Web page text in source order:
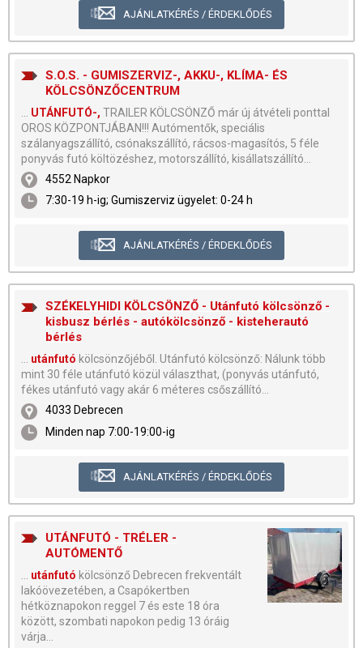
AJÁNLATKÉRÉS / ÉRDEKLŐDÉS
S.O.S. - GUMISZERVIZ-, AKKU-, KLÍMA- ÉS
KÖLCSÖNZŐCENTRUM
UTÁNFUTÓ-, TRAILER KÖLCSÖNZŐ már új átvételi ponttal
OROS KÖZPONTJÁBAN!!! Autómentők, speciális
szálanyagszállító, csónakszállító, rácsos-magasítós, 5 féle
ponyvás futó költözéshez, motorszállító, kisállatszállító...
4552 Napkor
7:30-19 h-ig; Gumiszerviz ügyelet: 0-24 h
AJÁNLATKÉRÉS / ÉRDEKLŐDÉS
SZÉKELYHIDI KÖLCSÖNZŐ - Utánfutó kölcsönző -
kisbusz bérlés - autókölcsönző - kisteherautó
bérlés
... utánfutó kölcsönzőjéből. Utánfutó kölcsönző: Nálunk több
mint 30 féle utánfutó közül választhat, (ponyvás utánfutó,
fékes utánfutó vagy akár 6 méteres csőszállító...
4033 Debrecen
Minden nap 7:00-19:00-ig
AJÁNLATKÉRÉS / ÉRDEKLŐDÉS
UTÁNFUTÓ - TRÉLER -
AUTÓMENTŐ
utánfutó kölcsönző Debrecen frekventált
lakóövezetében, a Csapókertben
hétköznapokon reggel 7 és este 18 óra
között, szombati napokon pedig 13 óráig
várja...